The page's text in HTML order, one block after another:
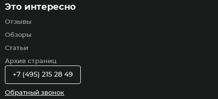
Это интересно
Отзывы
Обзоры
Статьи
Архив страниц
+7 (495) 215 28 49
Обратный звонок